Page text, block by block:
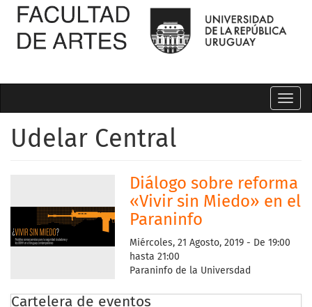
Toggle
Udelar Central
Diálogo sobre reforma
«Vivir sin Miedo» en el
Paraninfo
Miércoles, 21 Agosto, 2019 - De 19:00
hasta 21:00
Paraninfo de la Universdad
Cartelera de eventos